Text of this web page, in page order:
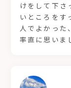
けをして下さ
いところをす
人でよかった
率直に思いま